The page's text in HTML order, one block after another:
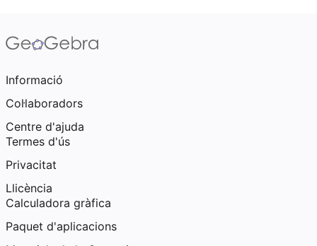
Informació
Col·laboradors
Centre d'ajuda
Termes d'ús
Privacitat
Llicència
Calculadora gràfica
Paquet d'aplicacions